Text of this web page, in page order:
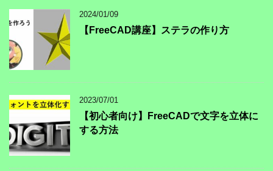
2024/01/09
【FreeCAD講座】ステラの作り方
2023/07/01
【初心者向け】FreeCADで文字を立体に
する方法